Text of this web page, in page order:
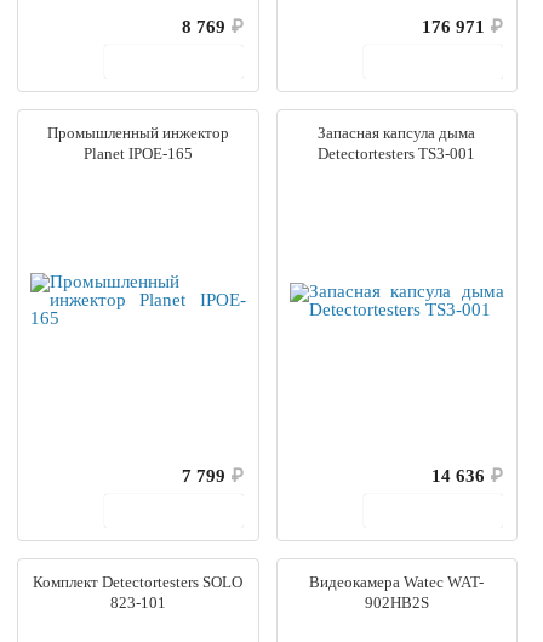
8 769 ₽
176 971 ₽
Промышленный инжектор
Planet IPOE-165
7 799 ₽
Запасная капсула дыма
Detectortesters TS3-001
14 636 ₽
Комплект Detectortesters SOLO
823-101
Видеокамера Watec WAT-
902HB2S